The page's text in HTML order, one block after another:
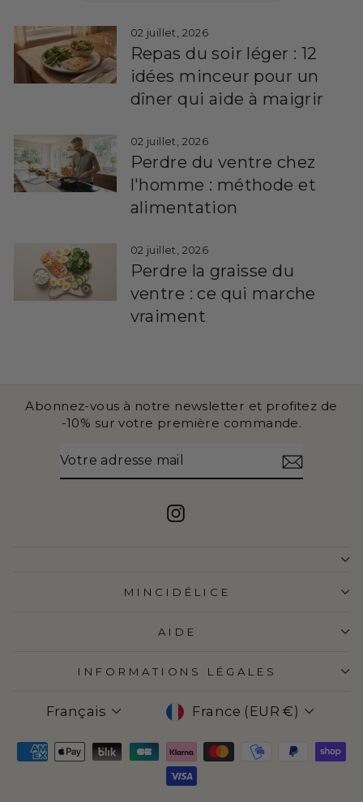
02 juillet, 2026
Repas du soir léger : 12
idées minceur pour un
dîner qui aide à maigrir
02 juillet, 2026
Perdre du ventre chez
l'homme : méthode et
alimentation
02 juillet, 2026
Perdre la graisse du
ventre : ce qui marche
vraiment
Abonnez-vous à notre newsletter et profitez de
-10% sur votre première commande.
ADRESSE
Instagram
MINCIDÉLICE
AIDE
INFORMATIONS LÉGALES
LANGUE
Français DEVISE
France (EUR €)